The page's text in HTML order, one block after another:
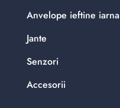
Anvelope ieftine iarna
Jante
Senzori
Accesorii